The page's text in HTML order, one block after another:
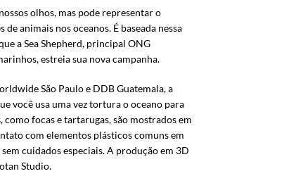
olhos, mas pode representar o
animais nos oceanos. É baseada nessa
a Sea Shepherd, principal ONG
estreia sua nova campanha.
São Paulo e DDB Guatemala, a
você usa uma vez tortura o oceano para
como focas e tartarugas, são mostrados em
com elementos plásticos comuns em
cuidados especiais. A produção em 3D
Studio.